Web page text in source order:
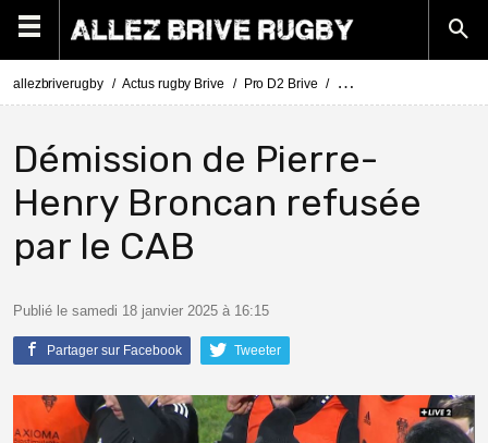
allezbriverugby Actus rugby Brive Pro D2 Brive Pierre-Henry Broncan a
Démission de Pierre-
Henry Broncan refusée
par le CAB
Publié le samedi 18 janvier 2025 à 16:15
Partager sur Facebook Tweeter